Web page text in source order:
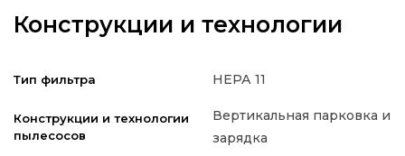
Конструкции и технологии
Тип фильтра НЕРА 11
Конструкции и технологии
пылесосов
Вертикальная парковка и
зарядка